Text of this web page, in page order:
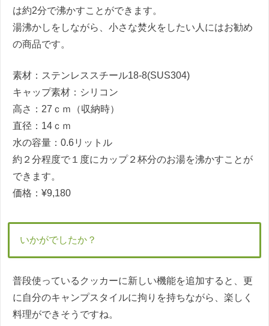
は約2分で沸かすことができます。
湯沸かしをしながら、小さな焚火をしたい人にはお勧め
の商品です。
素材：ステンレススチール18-8(SUS304)
キャップ素材：シリコン
高さ： 27 ｃｍ（収納時）
直径： 14 ｃｍ
水の容量： 0.6リットル
約２分程度で１度にカップ２杯分のお湯を沸かすことが
できます。
価格： ¥9,180
いかがでしたか？
普段使っているクッカーに新しい機能を追加すると、更
に自分のキャンプスタイルに拘りを持ちながら、楽しく
料理ができそうですね。